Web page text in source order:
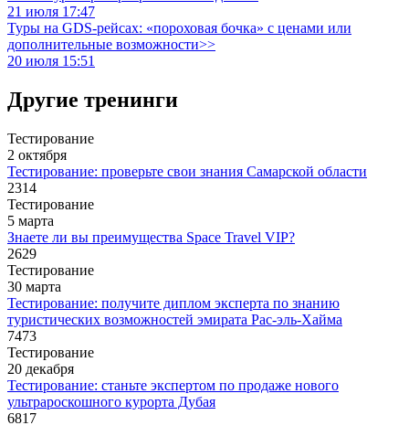
21 июля 17:47
Туры на GDS-рейсах: «пороховая бочка» с ценами или
дополнительные возможности>>
20 июля 15:51
Другие тренинги
Тестирование
2 октября
Тестирование: проверьте свои знания Самарской области
2314
Тестирование
5 марта
Знаете ли вы преимущества Space Travel VIP?
2629
Тестирование
30 марта
Тестирование: получите диплом эксперта по знанию
туристических возможностей эмирата Рас-эль-Хайма
7473
Тестирование
20 декабря
Тестирование: станьте экспертом по продаже нового
ультрароскошного курорта Дубая
6817